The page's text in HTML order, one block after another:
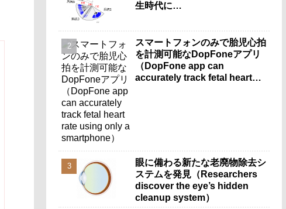
生時代に…
スマートフォンのみで胎児心拍
を計測可能なDopFoneアプリ
（DopFone app can
accurately track fetal heart
眼に備わる新たな老廃物除去シ
ステムを発見（Researchers
discover the eye’s hidden
cleanup system）